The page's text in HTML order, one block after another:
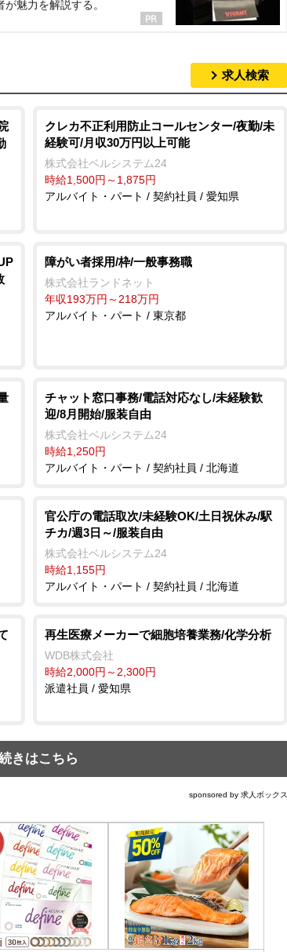
魅力を解説する。
求人検索
クレカ不正利用防止コールセンター/夜勤/未
経験可/月収30万円以上可能
株式会社ベルシステム24
時給1,500円～1,875円
アルバイト・パート / 契約社員 / 愛知県
障がい者採用/枠/一般事務職
株式会社ランドネット
年収193万円～218万円
アルバイト・パート / 東京都
チャット窓口事務/電話対応なし/未経験歓
迎/8月開始/服装自由
株式会社ベルシステム24
時給1,250円
アルバイト・パート / 契約社員 / 北海道
官公庁の電話取次/未経験OK/土日祝休み/駅
チカ/週3日～/服装自由
株式会社ベルシステム24
時給1,155円
アルバイト・パート / 契約社員 / 北海道
再生医療メーカーで細胞培養業務/化学分析
WDB株式会社
時給2,000円～2,300円
派遣社員 / 愛知県
きはこちら
sponsored by 求人ボックス